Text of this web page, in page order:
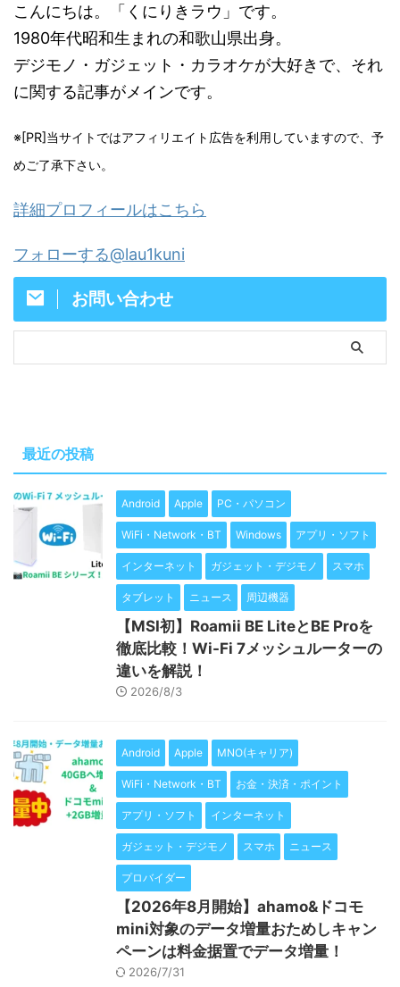
こんにちは。「くにりきラウ」です。
1980年代昭和生まれの和歌山県出身。
デジモノ・ガジェット・カラオケが大好きで、それ
に関する記事がメインです。
※[PR]当サイトではアフィリエイト広告を利用していますので、予
めご了承下さい。
詳細プロフィールはこちら
フォローする@lau1kuni
お問い合わせ
最近の投稿
Android Apple PC・パソコン
WiFi・Network・BT Windows アプリ・ソフト
インターネット ガジェット・デジモノ スマホ
タブレット ニュース 周辺機器
【MSI初】Roamii BE LiteとBE Proを
徹底比較！Wi-Fi 7メッシュルーターの
違いを解説！
2026/8/3
Android Apple MNO(キャリア)
WiFi・Network・BT お金・決済・ポイント
アプリ・ソフト インターネット
ガジェット・デジモノ スマホ ニュース
プロバイダー
【2026年8月開始】ahamo&ドコモ
mini対象のデータ増量おためしキャン
ペーンは料金据置でデータ増量！
2026/7/31